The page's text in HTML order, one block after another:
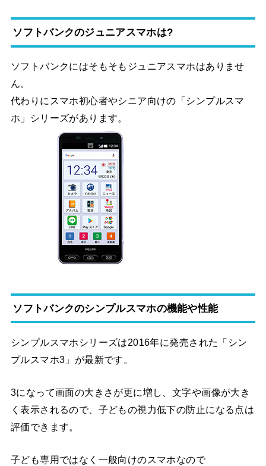
ソフトバンクのジュニアスマホは?
ソフトバンクにはそもそもジュニアスマホはありませ
ん。
代わりにスマホ初心者やシニア向けの「シンプルスマ
ホ」シリーズがあります。
ソフトバンクのシンプルスマホの機能や性能
シンプルスマホシリーズは2016年に発売された「シン
プルスマホ3」が最新です。
3になって画面の大きさが更に増し、文字や画像が大き
く表示されるので、子どもの視力低下の防止になる点は
評価できます。
子ども専用ではなく一般向けのスマホなので